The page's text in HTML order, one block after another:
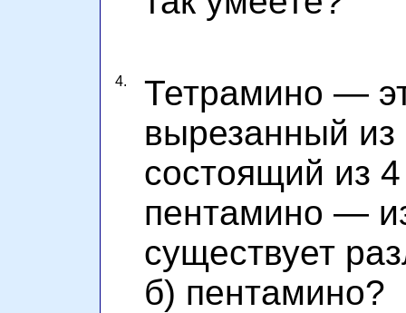
4.
Тетрамино —
вырезанный из
состоящий из 4
пентамино —
существует
б) пентамино?